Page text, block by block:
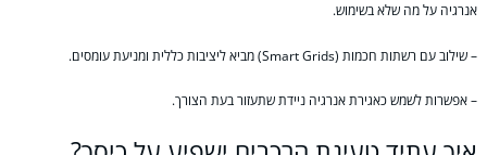
אנרגיה על מה שלא בשימוש.
– שילוב עם רשתות חכמות (Smart Grids) מביא ליציבות כללית ומניעת עומסים.
– אפשרות לשמש כאגירת אנרגיה ניידת שתעזור בעת הצורך.